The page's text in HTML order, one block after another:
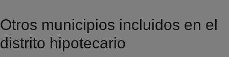
Otros municipios incluidos en el
distrito hipotecario